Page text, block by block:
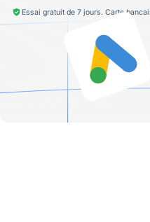
Essai gratuit de 7 jours. Carte